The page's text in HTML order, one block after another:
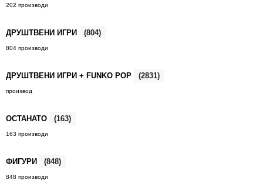
202 производи
ДРУШТВЕНИ ИГРИ (804)
804 производи
ДРУШТВЕНИ ИГРИ + FUNKO POP (2831)
производ
ОСТАНАТО (163)
163 производи
ФИГУРИ (848)
848 производи